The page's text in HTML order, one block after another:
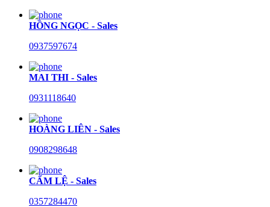
HỒNG NGỌC - Sales
0937597674
MAI THI - Sales
0931118640
HOÀNG LIÊN - Sales
0908298648
CẨM LỆ - Sales
0357284470